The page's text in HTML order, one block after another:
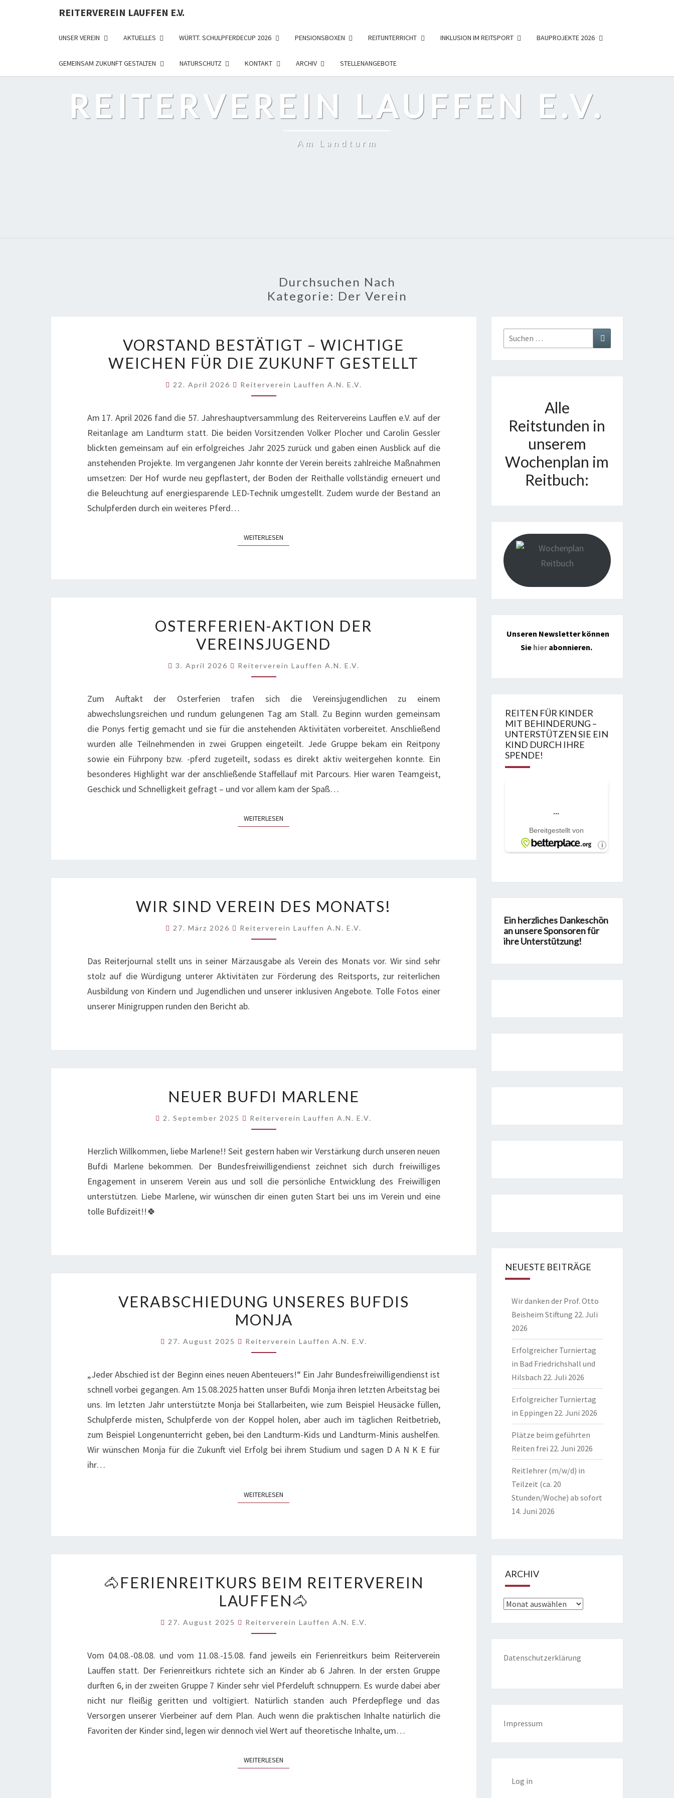
REITERVEREIN LAUFFEN E.V.
UNSER VEREIN AKTUELLES WÜRTT. SCHULPFERDECUP 2026 PENSIONSBOXEN REITUNTERRICHT INKLUSION IM REITSPORT BAUPROJEKTE 2026
GEMEINSAM ZUKUNFT GESTALTEN NATURSCHUTZ KONTAKT ARCHIV STELLENANGEBOTE
REITERVEREIN LAUFFEN E.V.
Am Landturm
Durchsuchen Nach
Kategorie: Der Verein
BESTÄTIGT
–
WEICHEN
DIE
ZUKUNFT
GESTELLT
VORSTAND BESTÄTIGT – WICHTIGE
WEICHEN FÜR DIE ZUKUNFT GESTELLT
22. April 2026 Reiterverein Lauffen A.N. E.V.
Am 17. April 2026 fand die 57. Jahreshauptversammlung des Reitervereins Lauffen e.V. auf der
Reitanlage am Landturm statt. Die beiden Vorsitzenden Volker Plocher und Carolin Gessler
blickten gemeinsam auf ein erfolgreiches Jahr 2025 zurück und gaben einen Ausblick auf die
anstehenden Projekte. Im vergangenen Jahr konnte der Verein bereits zahlreiche Maßnahmen
umsetzen: Der Hof wurde neu gepflastert, der Boden der Reithalle vollständig erneuert und
die Beleuchtung auf energiesparende LED-Technik umgestellt. Zudem wurde der Bestand an
Schulpferden durch ein weiteres Pferd…
WEITERLESEN
AKTION
DER
OSTERFERIEN-AKTION DER
VEREINSJUGEND
3. April 2026 Reiterverein Lauffen A.N. E.V.
Zum Auftakt der Osterferien trafen sich die Vereinsjugendlichen zu einem
abwechslungsreichen und rundum gelungenen Tag am Stall. Zu Beginn wurden gemeinsam
die Ponys fertig gemacht und sie für die anstehenden Aktivitäten vorbereitet. Anschließend
wurden alle Teilnehmenden in zwei Gruppen eingeteilt. Jede Gruppe bekam ein Reitpony
sowie ein Führpony bzw. -pferd zugeteilt, sodass es direkt aktiv weitergehen konnte. Ein
besonderes Highlight war der anschließende Staffellauf mit Parcours. Hier waren Teamgeist,
Geschick und Schnelligkeit gefragt – und vor allem kam der Spaß…
WEITERLESEN
SIND
VEREIN
DES
WIR SIND VEREIN DES MONATS!
27. März 2026 Reiterverein Lauffen A.N. E.V.
Das Reiterjournal stellt uns in seiner Märzausgabe als Verein des Monats vor. Wir sind sehr
stolz auf die Würdigung unterer Aktivitäten zur Förderung des Reitsports, zur reiterlichen
Ausbildung von Kindern und Jugendlichen und unserer inklusiven Angebote. Tolle Fotos einer
unserer Minigruppen runden den Bericht ab.
BUFDI
MARLENE
NEUER BUFDI MARLENE
2. September 2025 Reiterverein Lauffen A.N. E.V.
Herzlich Willkommen, liebe Marlene!! Seit gestern haben wir Verstärkung durch unseren neuen
Bufdi Marlene bekommen. Der Bundesfreiwilligendienst zeichnet sich durch freiwilliges
Engagement in unserem Verein aus und soll die persönliche Entwicklung des Freiwilligen
unterstützen. Liebe Marlene, wir wünschen dir einen guten Start bei uns im Verein und eine
tolle Bufdizeit!!🍀
UNSERES
BUFDIS
VERABSCHIEDUNG UNSERES BUFDIS
MONJA
27. August 2025 Reiterverein Lauffen A.N. E.V.
„Jeder Abschied ist der Beginn eines neuen Abenteuers!“ Ein Jahr Bundesfreiwilligendienst ist
schnell vorbei gegangen. Am 15.08.2025 hatten unser Bufdi Monja ihren letzten Arbeitstag bei
uns. Im letzten Jahr unterstützte Monja bei Stallarbeiten, wie zum Beispiel Heusäcke füllen,
Schulpferde misten, Schulpferde von der Koppel holen, aber auch im täglichen Reitbetrieb,
zum Beispiel Longenunterricht geben, bei den Landturm-Kids und Landturm-Minis aushelfen.
Wir wünschen Monja für die Zukunft viel Erfolg bei ihrem Studium und sagen D A N K E für
ihr…
WEITERLESEN
FERIENREITKURS
BEIM
LAUFFEN
🐴FERIENREITKURS BEIM REITERVEREIN
LAUFFEN🐴
27. August 2025 Reiterverein Lauffen A.N. E.V.
Vom 04.08.-08.08. und vom 11.08.-15.08. fand jeweils ein Ferienreitkurs beim Reiterverein
Lauffen statt. Der Ferienreitkurs richtete sich an Kinder ab 6 Jahren. In der ersten Gruppe
durften 6, in der zweiten Gruppe 7 Kinder sehr viel Pferdeluft schnuppern. Es wurde dabei aber
nicht nur fleißig geritten und voltigiert. Natürlich standen auch Pferdepflege und das
Versorgen unserer Vierbeiner auf dem Plan. Auch wenn die praktischen Inhalte natürlich die
Favoriten der Kinder sind, legen wir dennoch viel Wert auf theoretische Inhalte, um…
WEITERLESEN
Suchen
nach:
Suchen
Alle
Reitstunden in
unserem
Wochenplan im
Reitbuch:
Unseren Newsletter können
Sie hierabonnieren.
REITEN FÜR KINDER
MIT BEHINDERUNG –
UNTERSTÜTZEN SIE EIN
KIND DURCH IHRE
SPENDE!
Ein herzliches Dankeschön
an unsere Sponsoren für
ihre Unterstützung!
NEUESTE BEITRÄGE
Wir danken der Prof. Otto
Beisheim Stiftung 22. Juli
2026
Erfolgreicher Turniertag
in Bad Friedrichshall und
Hilsbach 22. Juli 2026
Erfolgreicher Turniertag
in Eppingen 22. Juni 2026
Plätze beim geführten
Reiten frei 22. Juni 2026
Reitlehrer (m/w/d) in
Teilzeit (ca. 20
Stunden/Woche) ab sofort
14. Juni 2026
ARCHIV
Archiv
Datenschutzerklärung
Impressum
Log in